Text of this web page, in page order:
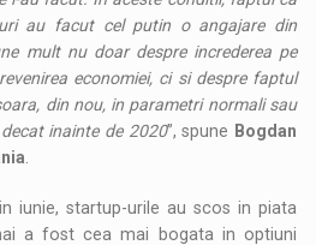
au facut cel putin o angajare din
mult nu doar despre increderea pe
economiei, ci si despre faptul
din nou, in parametri normali sau
inainte de 2020”, spune Bogdan
iunie, startup-urile au scos in piata
a fost cea mai bogata in optiuni